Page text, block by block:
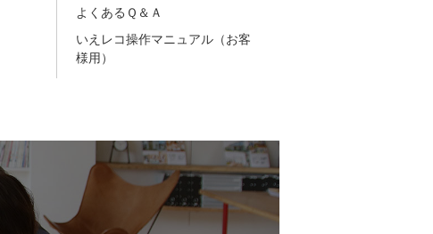
よくあるＱ＆Ａ
いえレコ操作マニュアル（お客
様用）